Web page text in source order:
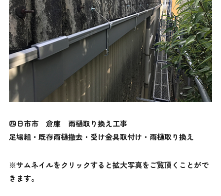
四日市市 倉庫雨樋取り換え工事
足場組・既存雨樋撤去・受け金具取付け・雨樋取り換え
※サムネイルをクリックすると拡大写真をご覧頂くことがで
きます。